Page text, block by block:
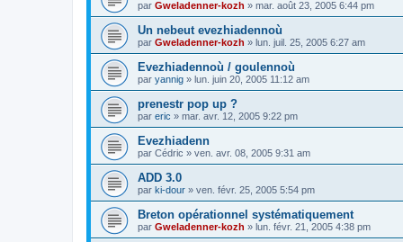
par Gweladenner-kozh » mar. août 23, 2005 6:44 pm
Un nebeut evezhiadennoù
par Gweladenner-kozh » lun. juil. 25, 2005 6:27 am
Evezhiadennoù / goulennoù
par yannig » lun. juin 20, 2005 11:12 am
prenestr pop up ?
par eric » mar. avr. 12, 2005 9:22 pm
Evezhiadenn
par Cédric » ven. avr. 08, 2005 9:31 am
ADD 3.0
par ki-dour » ven. févr. 25, 2005 5:54 pm
Breton opérationnel systématiquement
par Gweladenner-kozh » lun. févr. 21, 2005 4:38 pm